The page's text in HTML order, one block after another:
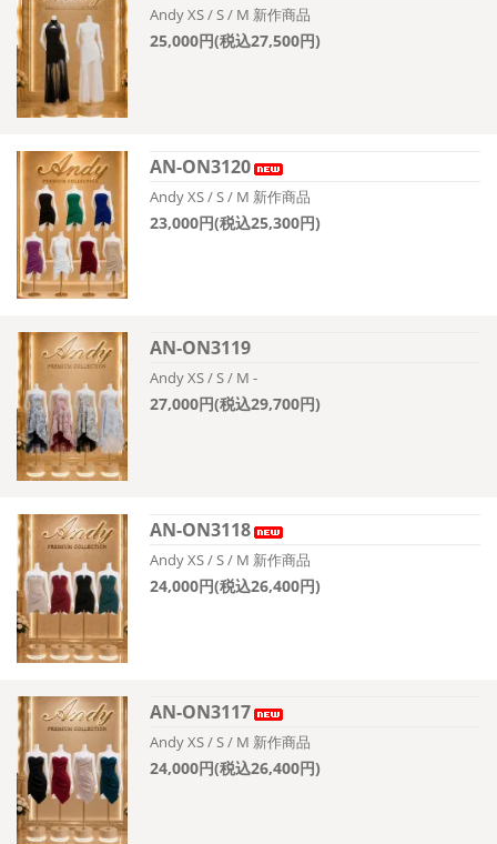
Andy XS / S / M 新作商品
25,000円(税込27,500円)
AN-ON3120
Andy XS / S / M 新作商品
23,000円(税込25,300円)
AN-ON3119
Andy XS / S / M -
27,000円(税込29,700円)
AN-ON3118
Andy XS / S / M 新作商品
24,000円(税込26,400円)
AN-ON3117
Andy XS / S / M 新作商品
24,000円(税込26,400円)